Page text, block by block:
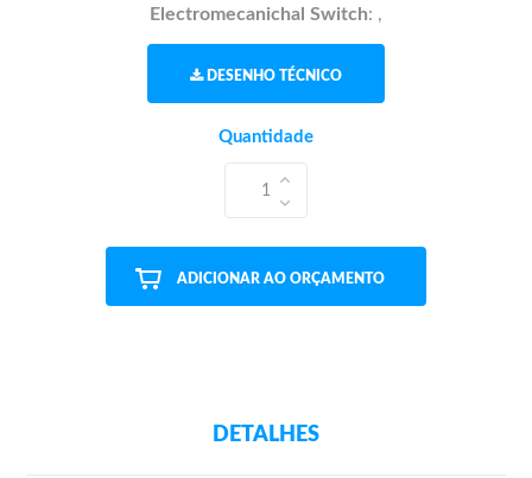
Electromecanichal Switch: ,
DESENHO TÉCNICO
Quantidade
1
ADICIONAR AO ORÇAMENTO
DETALHES